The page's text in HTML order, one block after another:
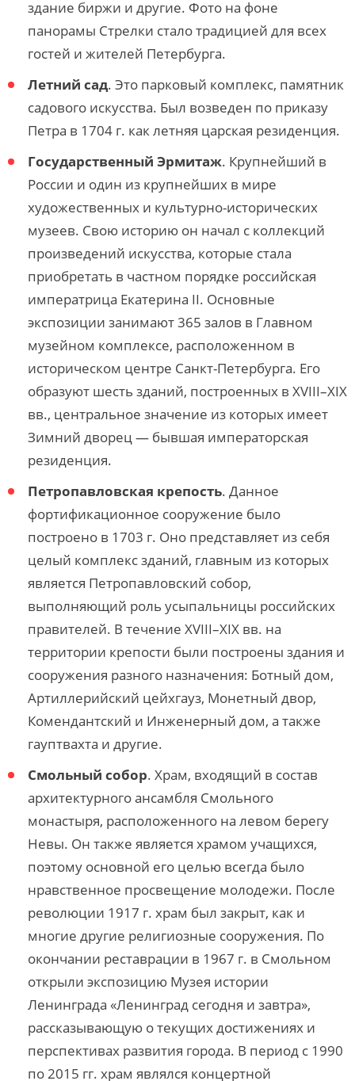
здание биржи и другие. Фото на фоне
панорамы Стрелки стало традицией для всех
гостей и жителей Петербурга.
Летний сад. Это парковый комплекс, памятник
садового искусства. Был возведен по приказу
Петра в 1704 г. как летняя царская резиденция.
Государственный Эрмитаж. Крупнейший в
России и один из крупнейших в мире
художественных и культурно-исторических
музеев. Свою историю он начал с коллекций
произведений искусства, которые стала
приобретать в частном порядке российская
императрица Екатерина II. Основные
экспозиции занимают 365 залов в Главном
музейном комплексе, расположенном в
историческом центре Санкт-Петербурга. Его
образуют шесть зданий, построенных в XVIII–XIX
вв., центральное значение из которых имеет
Зимний дворец — бывшая императорская
резиденция.
Петропавловская крепость. Данное
фортификационное сооружение было
построено в 1703 г. Оно представляет из себя
целый комплекс зданий, главным из которых
является Петропавловский собор,
выполняющий роль усыпальницы российских
правителей. В течение XVIII–XIX вв. на
территории крепости были построены здания и
сооружения разного назначения: Ботный дом,
Артиллерийский цейхгауз, Монетный двор,
Комендантский и Инженерный дом, a также
гауптвахта и другие.
Смольный собор. Храм, входящий в состав
архитектурного ансамбля Смольного
монастыря, расположенного на левом берегу
Невы. Он также является храмом учащихся,
поэтому основной его целью всегда было
нравственное просвещение молодежи. После
революции 1917 г. храм был закрыт, как и
многие другие религиозные сооружения. По
окончании реставрации в 1967 г. в Смольном
открыли экспозицию Музея истории
Ленинграда «Ленинград сегодня и завтра»,
рассказывающую о текущих достижениях и
перспективах развития города. В период с 1990
по 2015 гг. храм являлся концертной